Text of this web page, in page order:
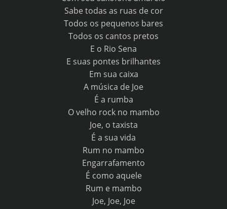
Sabe todas as ruas de cor
Todos os pequenos bares
Todos os cantos pretos
E o Rio Sena
E suas pontes brilhantes
Em sua caixa
A música de Joe
É a rumba
O velho rock no mambo
Joe, o taxista
É a sua vida
Rum no mambo
Engarrafamento
É como aquele
Rum e mambo
Joe, Joe, Joe